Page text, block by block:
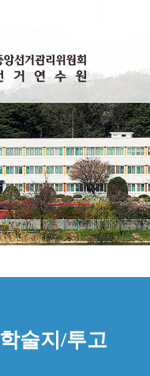
학술지/투고